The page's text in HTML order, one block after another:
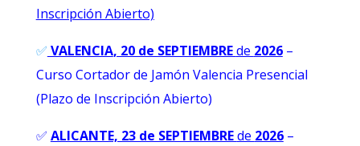
Inscripción Abierto)
✅ VALENCIA, 20 de SEPTIEMBREde 2026–
Curso Cortador de Jamón Valencia Presencial
(Plazo de Inscripción Abierto)
✅ ALICANTE, 23 de SEPTIEMBREde 2026–